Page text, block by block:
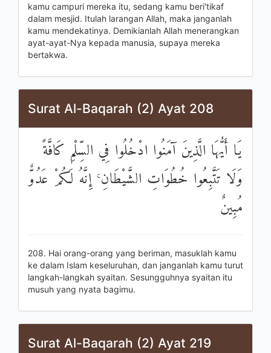
kamu campuri mereka itu, sedang kamu beri'tikaf
dalam mesjid. Itulah larangan Allah, maka janganlah
kamu mendekatinya. Demikianlah Allah menerangkan
ayat-ayat-Nya kepada manusia, supaya mereka
bertakwa.
Surat Al-Baqarah (2) Ayat 208
يَا أَيُّهَا الَّذِينَ آمَنُوا ادْخُلُوا فِي السِّلْمِ كَافَّةً
وَلَا تَتَّبِعُوا خُطُوَاتِ الشَّيْطَانِ ۚ إِنَّهُ لَكُمْ عَدُوٌّ
مُبِينٌ
208. Hai orang-orang yang beriman, masuklah kamu
ke dalam Islam keseluruhan, dan janganlah kamu turut
langkah-langkah syaitan. Sesungguhnya syaitan itu
musuh yang nyata bagimu.
Surat Al-Baqarah (2) Ayat 219